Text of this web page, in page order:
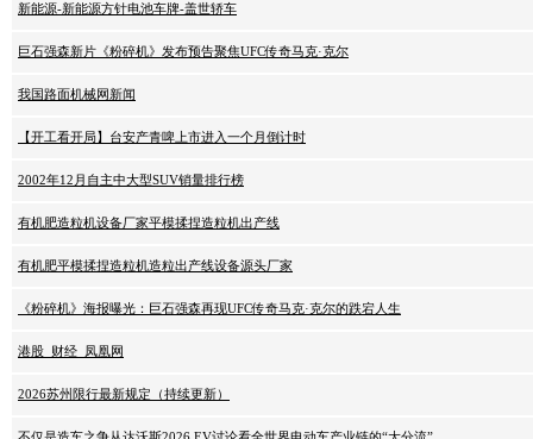
新能源-新能源方针电池车牌-盖世轿车
巨石强森新片《粉碎机》发布预告聚焦UFC传奇马克·克尔
我国路面机械网新闻
【开工看开局】台安产青啤上市进入一个月倒计时
2002年12月自主中大型SUV销量排行榜
有机肥造粒机设备厂家平模揉捏造粒机出产线
有机肥平模揉捏造粒机造粒出产线设备源头厂家
《粉碎机》海报曝光：巨石强森再现UFC传奇马克·克尔的跌宕人生
港股_财经_凤凰网
2026苏州限行最新规定（持续更新）